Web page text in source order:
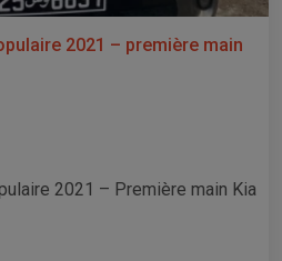
2021 – première main
2021 – Première main Kia